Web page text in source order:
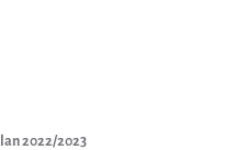
2022/2023